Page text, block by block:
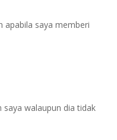
apabila saya memberi
saya walaupun dia tidak